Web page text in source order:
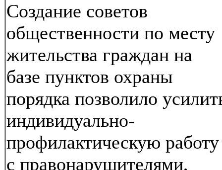
Создание советов
общественности по месту
жительства граждан на
базе пунктов охраны
порядка позволило
индивидуально-
профилактическую работу
с правонарушителями,